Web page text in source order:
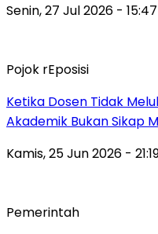
Senin, 27 Jul 2026 -
Pojok rEposisi
Ketika Dosen Tidak
Akademik Bukan Sikap
Kamis, 25 Jun 2026 -
Pemerintah